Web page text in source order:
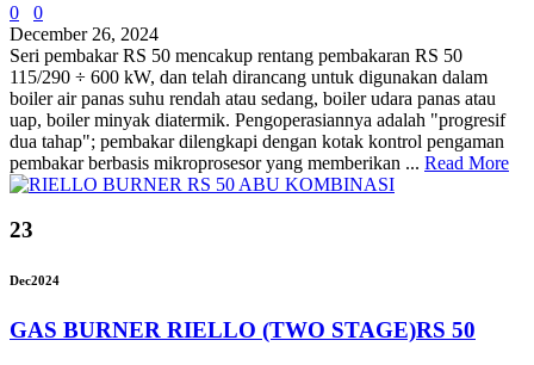
0
0
December 26, 2024
Seri pembakar RS 50 mencakup rentang pembakaran RS 50
115/290 ÷ 600 kW, dan telah dirancang untuk digunakan dalam
boiler air panas suhu rendah atau sedang, boiler udara panas atau
uap, boiler minyak diatermik. Pengoperasiannya adalah "progresif
dua tahap"; pembakar dilengkapi dengan kotak kontrol pengaman
pembakar berbasis mikroprosesor yang memberikan ... Read More
23
Dec2024
GAS BURNER RIELLO (TWO STAGE)RS 50